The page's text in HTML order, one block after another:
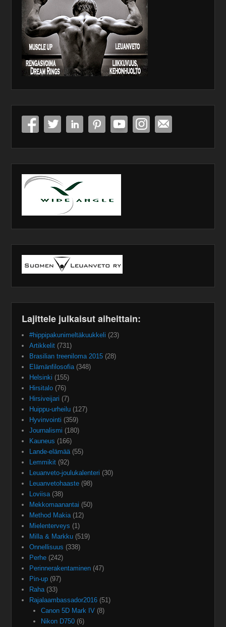
Lajittele julkaisut aiheittain:
#hippipakunimeltäkuukkeli (23)
Artikkelit (731)
Brasilian treeniloma 2015 (28)
Elämänfilosofia(348)
Helsinki (155)
Hirsitalo (76)
Hirsiveijari (7)
Huippu-urheilu (127)
Hyvinvointi (359)
Journalismi (180)
Kauneus (166)
Lande-elämää(55)
Lemmikit (92)
Leuanveto-joulukalenteri (30)
Leuanvetohaaste (98)
Loviisa(38)
Mekkomaanantai (50)
Method Makia(12)
Mielenterveys (1)
Milla & Markku (519)
Onnellisuus (338)
Perhe (242)
Perinnerakentaminen (47)
Pin-up (97)
Raha(33)
Rajalaambassador2016 (51)
Canon 5D Mark IV(8)
Nikon D750(6)